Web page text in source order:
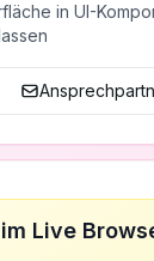
in UI-
Live